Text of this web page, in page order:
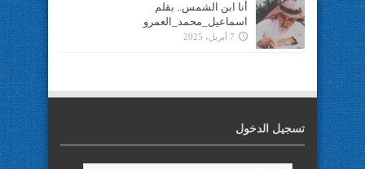
أنا ابن الشمس.. بقلم
اسماعيل_محمد_العمرو
7 أبريل، 2025
تسجيل الدخول